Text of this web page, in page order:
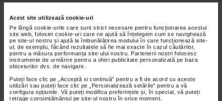
Acest site utilizează cookie-uri
Pe lângă cookie-urile care sunt strict necesare pentru funcționarea acestui
site web, folosim cookie-uri care ne ajută să înțelegem cum se navighează
pe site-ul nostru și ajută la îmbunătățirea modului în care funcționează site-
ul, de exemplu, făcând rezultatele să fie mai exacte în cazul căutărilor,
pentru a măsura performanța site-ului nostru. Partenerii noștri folosesc
instrumente de urmărire pentru a oferi publicitate personalizată pe baza
obiceiurilor dvs. de navigare.
Puteți face clic pe „Acceptă si continuă” pentru a fi de acord cu aceste
utilizări sau puteți face clic pe „Personalizează setările” pentru a vă
configura opțiunile. Vă puteți modifica preferințele și, în special, vă puteți
retrage consimțământul pe site-ul nostru în orice moment.
Beneficii Apa de gura, Foramen:
Protecție pe timpul nopții, acțiune prelungită – ajută la
combaterea plăcii bacteriene în timpul somnului, reducând riscul
apariției cariilor și al respirației neplăcute.
Favorizează remineralizarea smalțului dentar și are acțiune
antitartru.
Cu capac dozator.